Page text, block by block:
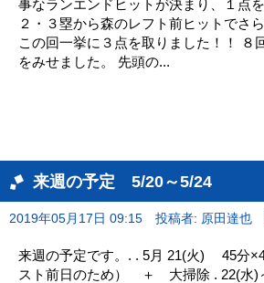
事なランエンドヒットが決まり、１点
２・３塁から森のレフト前ヒットでさ
この回一挙に３点を取りました！！ ８
をみせました。 先頭の...
来週の予定 5/20～5/24
2019年05月17日 09:15 投稿者: 原田達也
来週の予定です。. . 5月 21(火) 45分
スト前日のため） ＋ 大掃除 . 22(水